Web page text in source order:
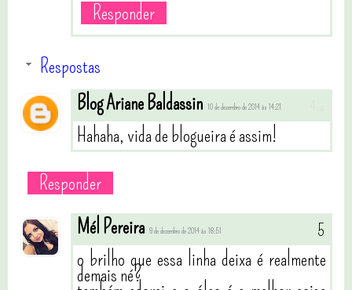
Responder
Respostas
Blog Ariane Baldassin 10 de dezembro de 2014 às 14:21
Hahaha, vida de blogueira é assim!
Responder
Mél Pereira 9 de dezembro de 2014 às 18:51
o brilho que essa linha deixa é realmente
demais né?